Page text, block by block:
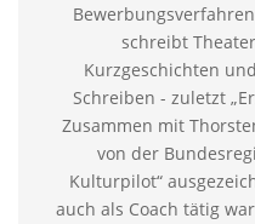
schreibt
Kurzgeschichten
Schreiben - zuletzt
Zusammen mit
von der
Kulturpilot“
auch als Coach tätig